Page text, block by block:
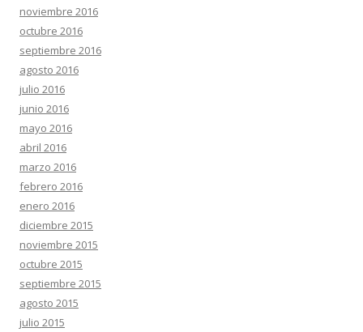
noviembre 2016
octubre 2016
septiembre 2016
agosto 2016
julio 2016
junio 2016
mayo 2016
abril 2016
marzo 2016
febrero 2016
enero 2016
diciembre 2015
noviembre 2015
octubre 2015
septiembre 2015
agosto 2015
julio 2015